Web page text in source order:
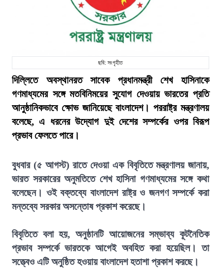
ছবি: সংগৃহীত
দিল্লিতে অবস্থানরত সাবেক প্রধানমন্ত্রী শেখ হাসিনাকে
গণমাধ্যমের সঙ্গে মতবিনিময়ের সুযোগ দেওয়ায় ভারতের প্রতি
আনুষ্ঠানিকভাবে ক্ষোভ জানিয়েছে বাংলাদেশ। পররাষ্ট্র মন্ত্রণালয়
বলেছে, এ ধরনের উদ্যোগ দুই দেশের সম্পর্কের ওপর বিরূপ
প্রভাব ফেলতে পারে।
বুধবার (৫ আগস্ট) রাতে দেওয়া এক বিবৃতিতে মন্ত্রণালয় জানায়,
ভারত সরকারের অনুমতিতে শেখ হাসিনা গণমাধ্যমের সঙ্গে কথা
বলেছেন। ওই বক্তব্যে বাংলাদেশ রাষ্ট্র ও জনগণ সম্পর্কে করা
মন্তব্যে সরকার অসন্তোষ প্রকাশ করেছে।
বিবৃতিতে বলা হয়, অনুষ্ঠানটি আয়োজনের সম্ভাব্য কূটনৈতিক
প্রভাব সম্পর্কে ভারতকে আগেই অবহিত করা হয়েছিল। তা
সত্ত্বেও এটি অনুষ্ঠিত হওয়ায় বাংলাদেশ হতাশা প্রকাশ করছে।